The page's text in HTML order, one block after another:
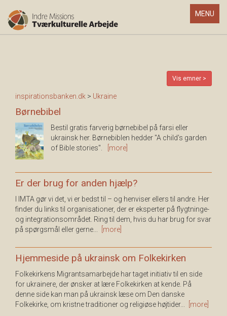
Toggle
MENU
Vis emner >
inspirationsbanken.dk > Ukraine
Børnebibel
Bestil gratis farverig børnebibel på farsi eller
ukrainsk her. Børnebiblen hedder "A child's garden
of Bible stories".
[more]
Er der brug for anden hjælp?
I IMTA gør vi det, vi er bedst til – og henviser ellers til andre. Her
finder du links til organisationer, der er eksperter på flygtninge-
og integrationsområdet. Ring til dem, hvis du har brug for svar
på spørgsmål eller gerne...
[more]
Hjemmeside på ukrainsk om Folkekirken
Folkekirkens Migrantsamarbejde har taget initiativ til en side
for ukrainere, der ønsker at lære Folkekirken at kende. På
denne side kan man på ukrainsk læse om Den danske
Folkekirke, om kristne traditioner og religiøse højtider...
[more]